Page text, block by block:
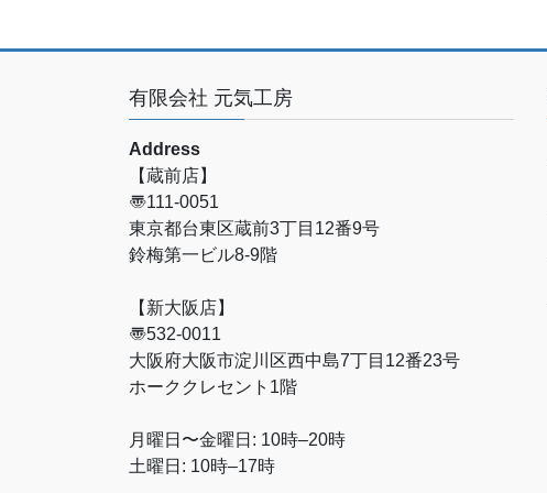
有限会社 元気工房
Address
【蔵前店】
〠111-0051
東京都台東区蔵前3丁目12番9号
鈴梅第一ビル8-9階
【新大阪店】
〠532-0011
大阪府大阪市淀川区西中島7丁目12番23号
ホーククレセント1階
月曜日〜金曜日: 10時–20時
土曜日: 10時–17時